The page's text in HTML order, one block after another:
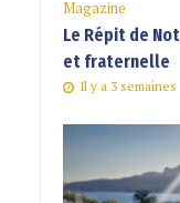
Magazine
Le Répit de
et fraternelle
Il y a 3 semaines